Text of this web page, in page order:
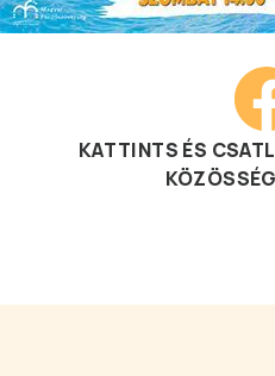
KATTINTS ÉS